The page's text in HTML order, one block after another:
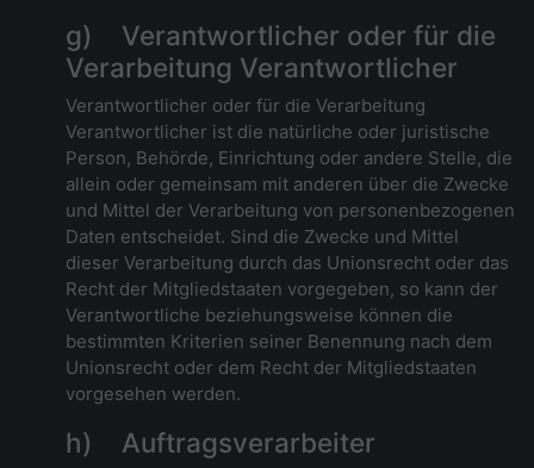
g) Verantwortlicher oder für die
Verarbeitung Verantwortlicher
Verantwortlicher oder für die Verarbeitung
Verantwortlicher ist die natürliche oder juristische
Person, Behörde, Einrichtung oder andere Stelle, die
allein oder gemeinsam mit anderen über die Zwecke
und Mittel der Verarbeitung von personenbezogenen
Daten entscheidet. Sind die Zwecke und Mittel
dieser Verarbeitung durch das Unionsrecht oder das
Recht der Mitgliedstaaten vorgegeben, so kann der
Verantwortliche beziehungsweise können die
bestimmten Kriterien seiner Benennung nach dem
Unionsrecht oder dem Recht der Mitgliedstaaten
vorgesehen werden.
h) Auftragsverarbeiter